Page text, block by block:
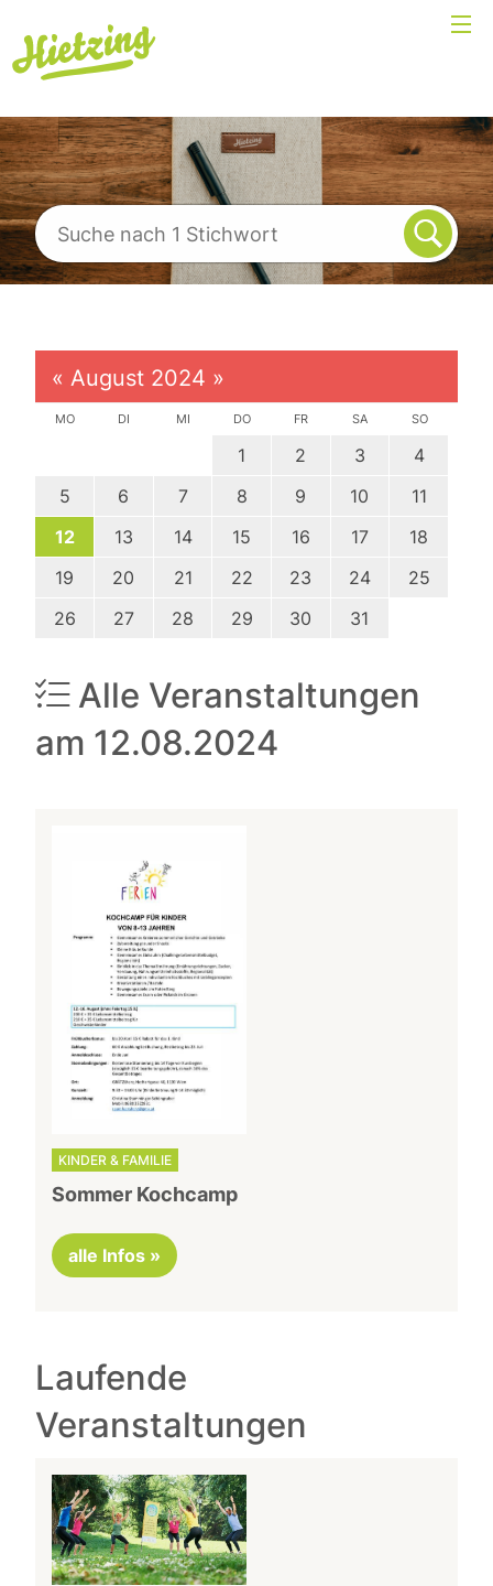
« August 2024 »
MO DI MI DO FR SA SO
1 2 3
4
5
6 7 8 9 10
11
12
13 14 15 16 17
18
19
20 21 22 23 24
25
26
27 28 29 30 31
Alle Veranstaltungen
am 12.08.2024
KINDER & FAMILIE
Sommer Kochcamp
alle Infos »
Laufende
Veranstaltungen